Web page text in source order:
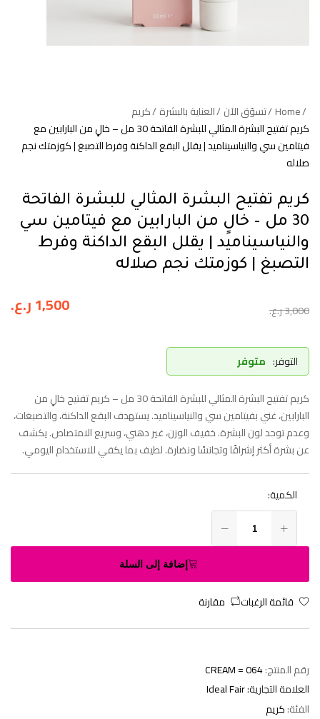
Home تسوّق الآن العناية بالبشرة كريم
كريم تفتيح البشرة المثالي للبشرة الفاتحة 30 مل – خالٍ من البارابين مع
فيتامين سي والنياسيناميد | يقلل البقع الداكنة وفرط التصبغ | كوزمتك نجم
صلاله
كريم تفتيح البشرة المثالي للبشرة الفاتحة
30 مل – خالٍ من البارابين مع فيتامين سي
والنياسيناميد | يقلل البقع الداكنة وفرط
التصبغ | كوزمتك نجم صلاله
3,000ر.ع. 1,500ر.ع.
التوفر: متوفر
كريم تفتيح البشرة المثالي للبشرة الفاتحة 30 مل – كريم تفتيح خالٍ من
البارابين، غني بفيتامين سي والنياسيناميد. يستهدف البقع الداكنة، والتصبغات،
وعدم توحد لون البشرة. خفيف الوزن، غير دهني، وسريع الامتصاص. يكشف
عن بشرة أكثر إشراقًا وتجانسًا ونضارة. لطيف بما يكفي للاستخدام اليومي.
الكمية:
إضافة إلى السلة
قائمة الرغبات مقارنة
رقم المنتج:CREAM = 064
العلامة التجارية:Ideal Fair
الفئة:كريم